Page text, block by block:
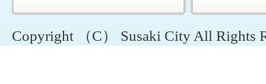
Copyright （C） Susaki City All Rights